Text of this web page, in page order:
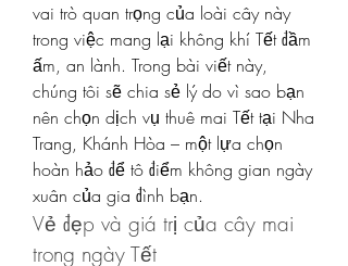
vai trò quan trọng của loài cây này
trong việc mang lại không khí Tết đầm
ấm, an lành. Trong bài viết này,
chúng tôi sẽ chia sẻ lý do vì sao bạn
nên chọn dịch vụ thuê mai Tết tại Nha
Trang, Khánh Hòa – một lựa chọn
hoàn hảo để tô điểm không gian ngày
xuân của gia đình bạn.
Vẻ đẹp và giá trị của cây mai
trong ngày Tết